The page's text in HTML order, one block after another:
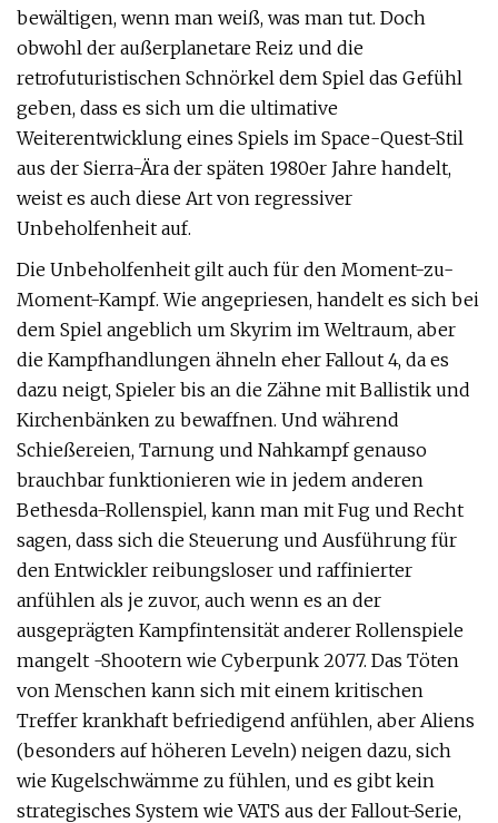
bewältigen, wenn man weiß, was man tut. Doch
obwohl der außerplanetare Reiz und die
retrofuturistischen Schnörkel dem Spiel das Gefühl
geben, dass es sich um die ultimative
Weiterentwicklung eines Spiels im Space-Quest-Stil
aus der Sierra-Ära der späten 1980er Jahre handelt,
weist es auch diese Art von regressiver
Unbeholfenheit auf.
Die Unbeholfenheit gilt auch für den Moment-zu-
Moment-Kampf. Wie angepriesen, handelt es sich bei
dem Spiel angeblich um Skyrim im Weltraum, aber
die Kampfhandlungen ähneln eher Fallout 4, da es
dazu neigt, Spieler bis an die Zähne mit Ballistik und
Kirchenbänken zu bewaffnen. Und während
Schießereien, Tarnung und Nahkampf genauso
brauchbar funktionieren wie in jedem anderen
Bethesda-Rollenspiel, kann man mit Fug und Recht
sagen, dass sich die Steuerung und Ausführung für
den Entwickler reibungsloser und raffinierter
anfühlen als je zuvor, auch wenn es an der
ausgeprägten Kampfintensität anderer Rollenspiele
mangelt -Shootern wie Cyberpunk 2077. Das Töten
von Menschen kann sich mit einem kritischen
Treffer krankhaft befriedigend anfühlen, aber Aliens
(besonders auf höheren Leveln) neigen dazu, sich
wie Kugelschwämme zu fühlen, und es gibt kein
strategisches System wie VATS aus der Fallout-Serie,